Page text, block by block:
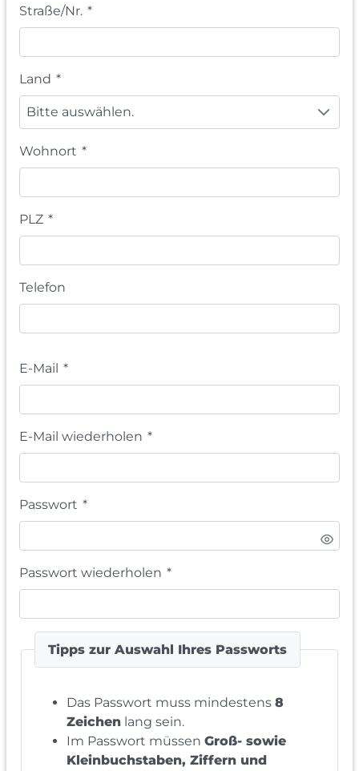
Straße/Nr. *
Land *
Bitte auswählen.
Wohnort *
PLZ *
Telefon
E-Mail *
E-Mail wiederholen *
Passwort *
Passwort wiederholen *
Tipps zur Auswahl Ihres Passworts
Das Passwort muss mindestens 8
Zeichen lang sein.
Im Passwort müssen Groß- sowie
Kleinbuchstaben, Ziffern und